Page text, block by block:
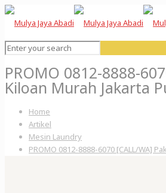
PROMO 0812-8888-
Kiloan Murah Jakarta
Home
Artikel
Mesin Laundry
PROMO 0812-8888-6070 [CALL/WA]